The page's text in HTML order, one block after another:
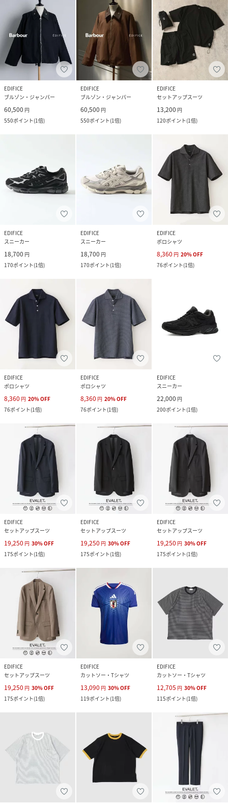
EDIFICE
ブルゾン・ジャンパー
60,500 円
550ポイント(1倍)
EDIFICE
ブルゾン・ジャンパー
60,500 円
550ポイント(1倍)
EDIFICE
セットアップスーツ
13,200 円
120ポイント(1倍)
EDIFICE
スニーカー
18,700 円
170ポイント(1倍)
EDIFICE
スニーカー
18,700 円
170ポイント(1倍)
EDIFICE
ポロシャツ
8,360 円 20%OFF
76ポイント(1倍)
EDIFICE
ポロシャツ
8,360 円 20%OFF
76ポイント(1倍)
EDIFICE
ポロシャツ
8,360 円 20%OFF
76ポイント(1倍)
EDIFICE
スニーカー
22,000 円
200ポイント(1倍)
EDIFICE
セットアップスーツ
19,250 円 30%OFF
175ポイント(1倍)
EDIFICE
セットアップスーツ
19,250 円 30%OFF
175ポイント(1倍)
EDIFICE
セットアップスーツ
19,250 円 30%OFF
175ポイント(1倍)
EDIFICE
セットアップスーツ
19,250 円 30%OFF
175ポイント(1倍)
EDIFICE
カットソー・Tシャツ
13,090 円 30%OFF
119ポイント(1倍)
EDIFICE
カットソー・Tシャツ
12,705 円 30%OFF
115ポイント(1倍)